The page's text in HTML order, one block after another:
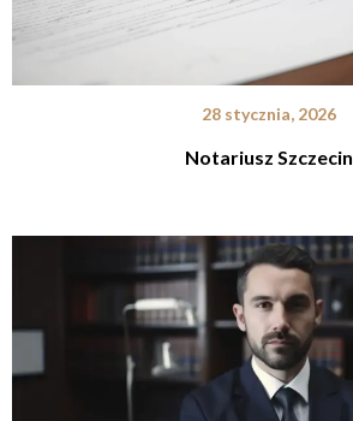
28 stycznia, 2026
Notariusz Szczecin